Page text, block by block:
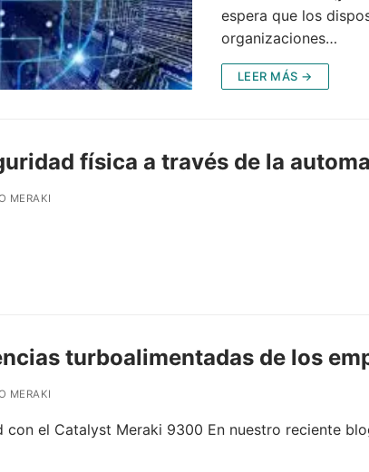
espera que los
organizaciones…
LEER MÁS →
física a través de la
MERAKI
turboalimentadas de los
MERAKI
con el Catalyst Meraki 9300 En nuestro reciente